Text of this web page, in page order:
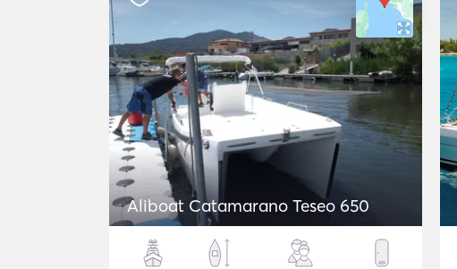
Aliboat Catamarano Teseo 650